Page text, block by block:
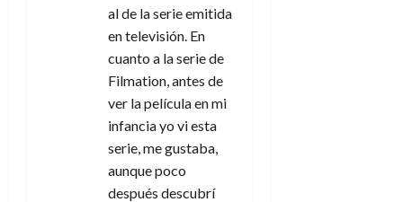
al de la serie emitida
en televisión. En
cuanto a la serie de
Filmation, antes de
ver la película en mi
infancia yo vi esta
serie, me gustaba,
aunque poco
después descubrí